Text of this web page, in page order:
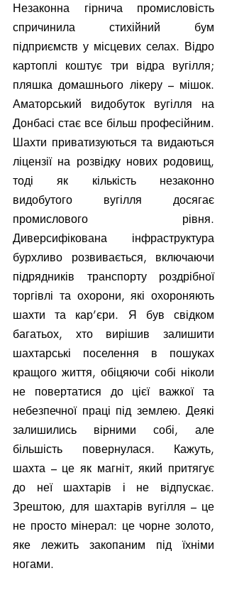
Незаконна гірнича промисловість
спричинила стихійний бум
підприємств у місцевих селах. Відро
картоплі коштує три відра вугілля;
пляшка домашнього лікеру – мішок.
Аматорський видобуток вугілля на
Донбасі стає все більш професійним.
Шахти приватизуються та видаються
ліцензії на розвідку нових родовищ,
тоді як кількість незаконно
видобутого вугілля досягає
промислового рівня.
Диверсифікована інфраструктура
бурхливо розвивається, включаючи
підрядників транспорту роздрібної
торгівлі та охорони, які охороняють
шахти та кар’єри. Я був свідком
багатьох, хто вирішив залишити
шахтарські поселення в пошуках
кращого життя, обіцяючи собі ніколи
не повертатися до цієї важкої та
небезпечної праці під землею. Деякі
залишились вірними собі, але
більшість повернулася. Кажуть,
шахта – це як магніт, який притягує
до неї шахтарів і не відпускає.
Зрештою, для шахтарів вугілля – це
не просто мінерал: це чорне золото,
яке лежить закопаним під їхніми
ногами.